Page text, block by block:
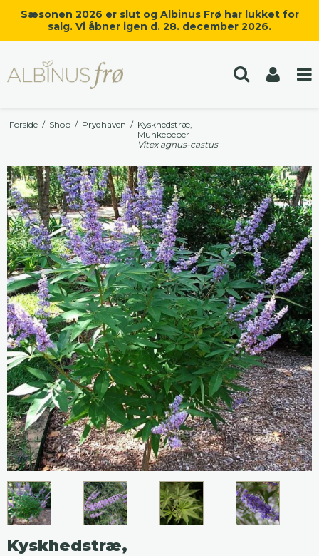
Sæsonen 2026 er slut og Albinus Frø har lukket for
salg. Vi åbner igen d. 28. december 2026.
Forside / Shop / Prydhaven / Kyskhedstræ,
Munkepeber
Vitex agnus-castus
Kyskhedstræ,